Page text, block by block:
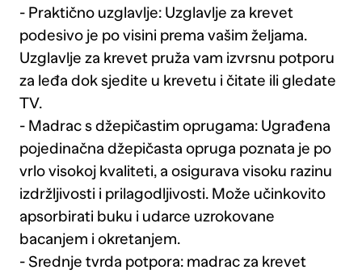
- Praktično uzglavlje: Uzglavlje za krevet
podesivo je po visini prema vašim željama.
Uzglavlje za krevet pruža vam izvrsnu potporu
za leđa dok sjedite u krevetu i čitate ili gledate
TV.
- Madrac s džepičastim oprugama: Ugrađena
pojedinačna džepičasta opruga poznata je po
vrlo visokoj kvaliteti, a osigurava visoku razinu
izdržljivosti i prilagodljivosti. Može učinkovito
apsorbirati buku i udarce uzrokovane
bacanjem i okretanjem.
- Srednje tvrda potpora: madrac za krevet